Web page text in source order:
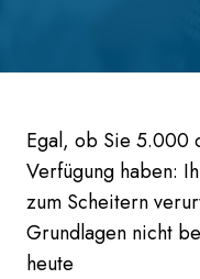
Egal, ob Sie 5.000
Verfügung haben:
zum Scheitern
Grundlagen nicht
heute